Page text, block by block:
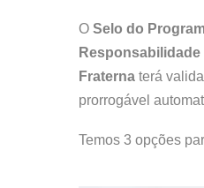
O Selo do
Fraterna terá
prorrogável
Temos 3 opções